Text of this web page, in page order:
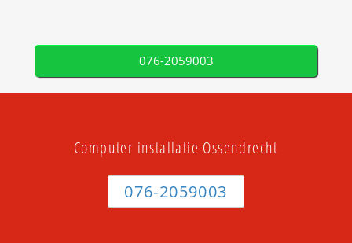
076-2059003
Computer installatie Ossendrecht
076-2059003